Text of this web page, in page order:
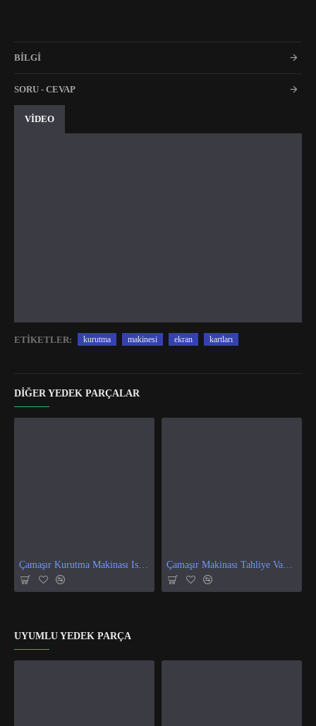
BİLGİ
SORU - CEVAP
VİDEO
ETIKETLER: kurutma makinesi ekran kartları
DIĞER YEDEK PARÇALAR
Çamaşır Makinası Tahliye Vanası
UYUMLU YEDEK PARÇA